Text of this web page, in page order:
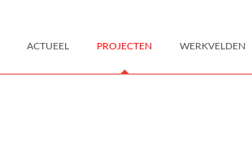
ACTUEEL PROJECTEN WERKVELDEN